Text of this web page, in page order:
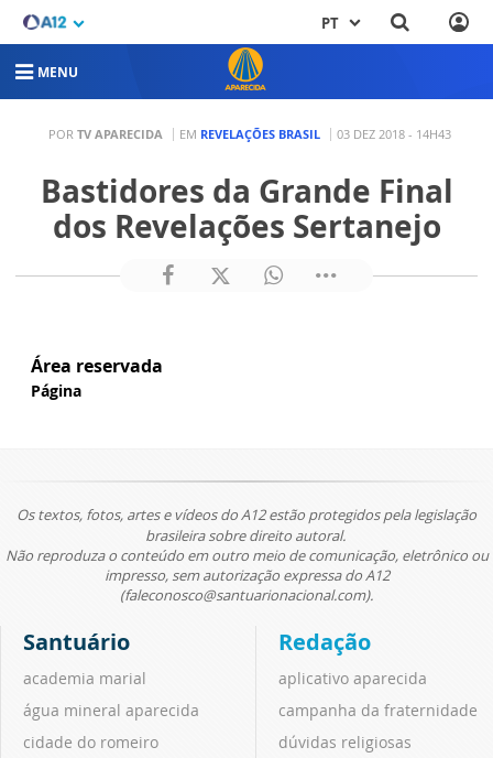
PT
MENU
POR TV APARECIDA EM REVELAÇÕES BRASIL 03 DEZ 2018 - 14H43
Bastidores da Grande Final
dos Revelações Sertanejo
Área reservada
Página
Os textos, fotos, artes e vídeos do A12 estão protegidos pela legislação
brasileira sobre direito autoral.
Não reproduza o conteúdo em outro meio de comunicação, eletrônico ou
impresso, sem autorização expressa do A12
(faleconosco@santuarionacional.com).
Santuário
academia marial
água mineral aparecida
cidade do romeiro
Redação
aplicativo aparecida
campanha da fraternidade
dúvidas religiosas